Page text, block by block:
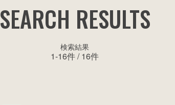
SEARCH RESULTS
検索結果
1-16件 /16件